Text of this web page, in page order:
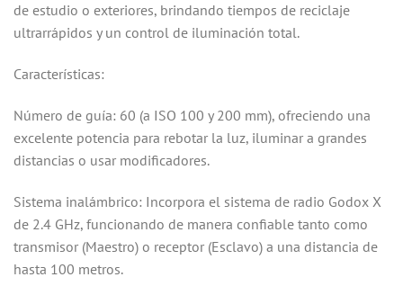
de estudio o exteriores, brindando tiempos de reciclaje
ultrarrápidos y un control de iluminación total.
Características:
Número de guía: 60 (a ISO 100 y 200 mm), ofreciendo una
excelente potencia para rebotar la luz, iluminar a grandes
distancias o usar modificadores.
Sistema inalámbrico: Incorpora el sistema de radio Godox X
de 2.4 GHz, funcionando de manera confiable tanto como
transmisor (Maestro) o receptor (Esclavo) a una distancia de
hasta 100 metros.